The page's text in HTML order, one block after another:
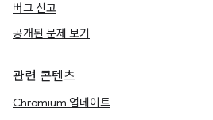
버그 신고
공개된 문제 보기
관련 콘텐츠
Chromium 업데이트